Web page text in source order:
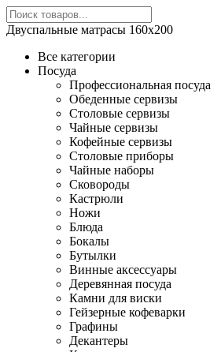
Двуспальные матрасы 160х200
Все категории
Посуда
Профессиональная посуда
Обеденные сервизы
Столовые сервизы
Чайные сервизы
Кофейные сервизы
Столовые приборы
Чайные наборы
Сковороды
Кастрюли
Ножи
Блюда
Бокалы
Бутылки
Винные аксессуары
Деревянная посуда
Камни для виски
Гейзерные кофеварки
Графины
Декантеры